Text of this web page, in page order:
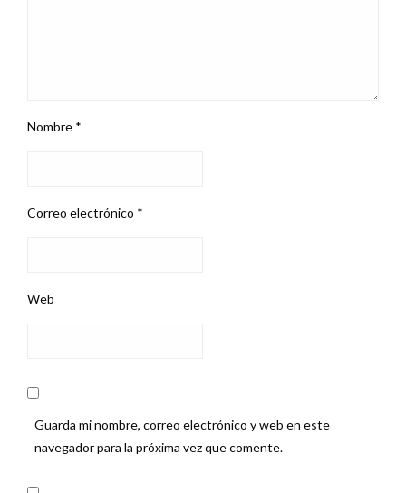
Nombre *
Correo electrónico *
Web
Guarda mi nombre, correo electrónico y web en este
navegador para la próxima vez que comente.